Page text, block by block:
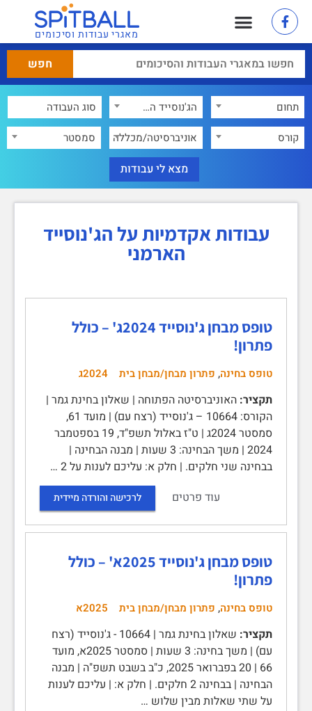
מאגרי עבודות וסיכומים
תחום
הג'נוסייד הארמני
קורס
אוניברסיטה/מכללה סמסטר
עבודות אקדמיות על הג'נוסייד
הארמני
טופס מבחן ג'נוסייד 2024ג' – כולל
פתרון!
טופס בחינה, פתרון מבחן/מבחן בית 2024ג
תקציר: האוניברסיטה הפתוחה | שאלון בחינת גמר |
הקורס: 10664 – ג'נוסייד (רצח עם) | מועד 61,
סמסטר 2024ג | ט"ז באלול תשפ"ד, 19 בספטמבר
2024 | משך הבחינה: 3 שעות | מבנה הבחינה |
בבחינה שני חלקים. | חלק א: עליכם לענות על 2 …
עוד פרטים
לרכישה והורדה מיידית
טופס מבחן ג'נוסייד 2025א' – כולל
פתרון!
טופס בחינה, פתרון מבחן/מבחן בית 2025א
תקציר:
שאלון בחינת גמר | 10664 - ג'נוסייד (רצח
עם) | משך בחינה: 3 שעות | סמסטר 2025א, מועד
66 | 20 בפברואר 2025, כ"ב בשבט תשפ"ה | מבנה
הבחינה | בבחינה 2 חלקים. | חלק א: | עליכם לענות
על שתי שאלות מבין שלוש …